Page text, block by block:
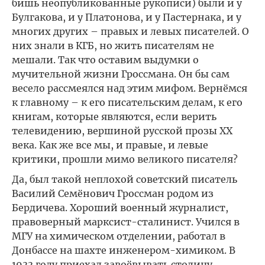
бишь неопубликованные рукописи) были и у
Булгакова, и у Платонова, и у Пастернака, и у
многих других – правых и левых писателей. О
них знали в КГБ, но жить писателям не
мешали. Так что оставим выдумки о
мучительной жизни Гроссмана. Он бы сам
весело рассмеялся над этим мифом. Вернёмся
к главному – к его писательским делам, к его
книгам, которые являются, если верить
телевидению, вершиной русской прозы ХХ
века. Как же все мы, и правые, и левые
критики, прошли мимо великого писателя?
Да, был такой неплохой советский писатель
Василий Семёнович Гроссман родом из
Бердичева. Хороший военный журналист,
правоверный марксист-сталинист. Учился в
МГУ на химическом отделении, работал в
Донбассе на шахте инженером-химиком. В